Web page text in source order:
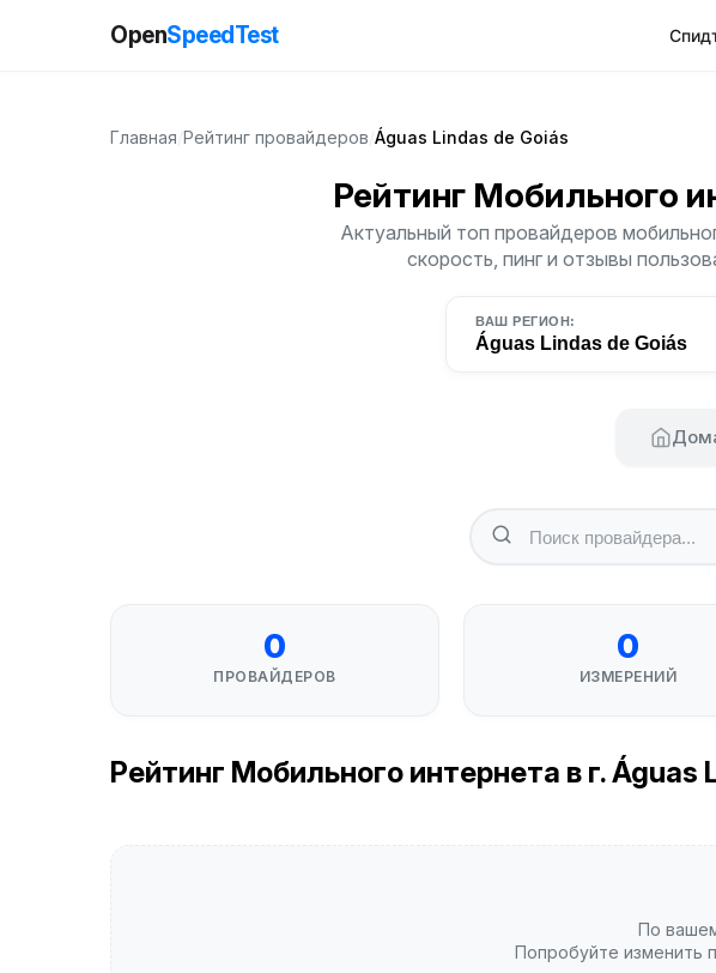
OpenSpeedTest
Главная Рейтинг провайдеров Águas Lindas de Goiás
Рейтинг Мобильного
Актуальный топ провайдеров
скорость, пинг и отзывы
ВАШ РЕГИОН:
Águas Lindas de Goiás
0
ПРОВАЙДЕРОВ
0
ИЗМЕРЕНИЙ
Рейтинг Мобильного интернета в г. Águas
По
Попробуйте изменить